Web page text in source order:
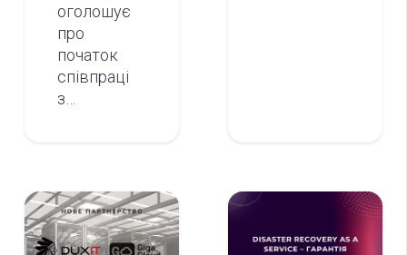
оголошує
про
початок
співпраці
з…